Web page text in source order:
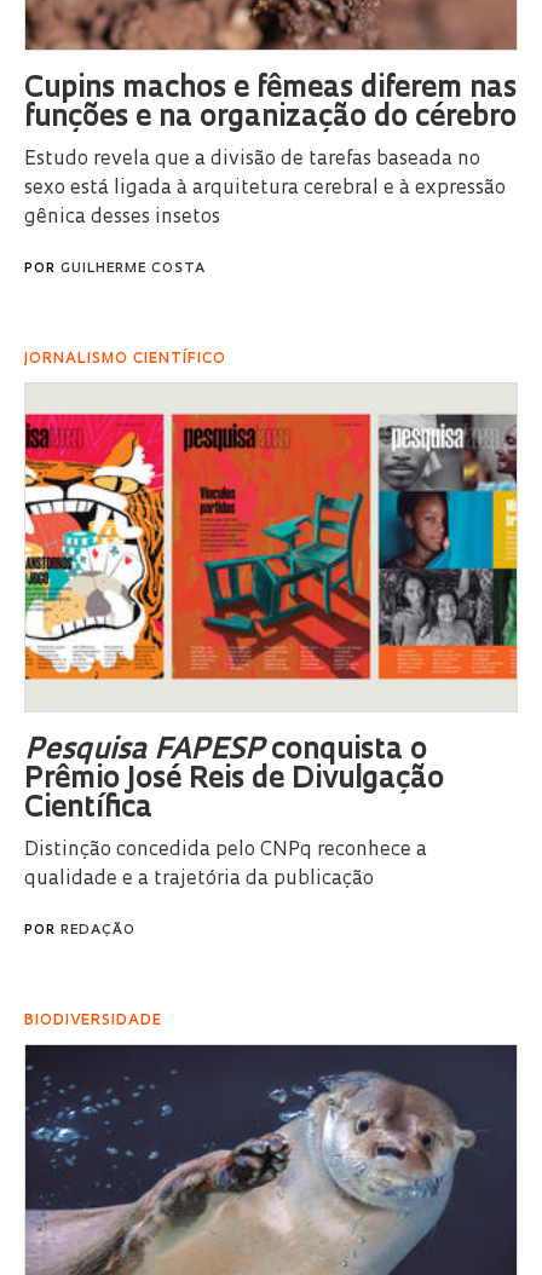
Cupins machos e fêmeas diferem nas
funções e na organização do cérebro
Estudo revela que a divisão de tarefas baseada no
sexo está ligada à arquitetura cerebral e à expressão
gênica desses insetos
POR GUILHERME COSTA
JORNALISMO CIENTÍFICO
Pesquisa FAPESPconquista o
Prêmio José Reis de Divulgação
Científica
Distinção concedida pelo CNPq reconhece a
qualidade e a trajetória da publicação
POR REDAÇÃO
BIODIVERSIDADE